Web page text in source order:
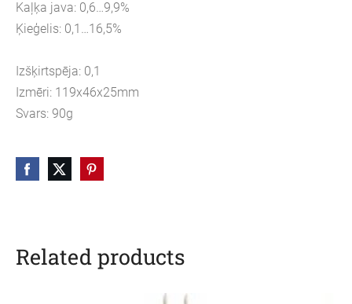
Kaļķa java: 0,6…9,9%
Ķieģelis: 0,1…16,5%
Izšķirtspēja: 0,1
Izmēri: 119x46x25mm
Svars: 90g
Related products